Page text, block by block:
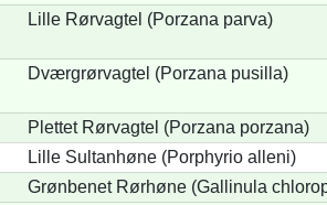
Lille Rørvagtel (Porzana parva)
Dværgrørvagtel (Porzana pusilla)
Plettet Rørvagtel (Porzana porzana)
Lille Sultanhøne (Porphyrio alleni)
Grønbenet Rørhøne (Gallinula